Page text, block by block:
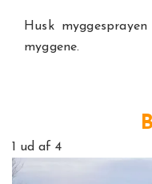
Husk
myggene.
1 ud af 4